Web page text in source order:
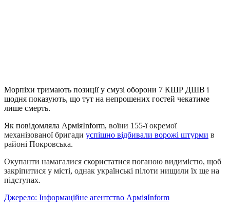
Морпіхи тримають позиції у смузі оборони 7 КШР ДШВ і
щодня показують, що тут на непрошених гостей чекатиме
лише смерть.
Як повідомляла АрміяInform, воїни 155-ї окремої
механізованої бригади успішно відбивали ворожі штурми в
районі Покровська.
Окупанти намагалися скористатися поганою видимістю, щоб
закріпитися у місті, однак українські пілоти нищили їх ще на
підступах.
Джерело: Інформаційне агентство АрміяInform